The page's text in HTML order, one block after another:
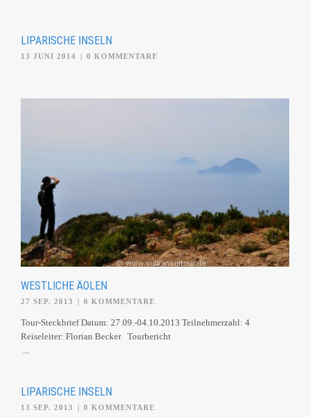
LIPARISCHE INSELN
13 JUNI 2014 0 KOMMENTARE
WESTLICHE ÄOLEN
27 SEP. 2013 | 0 KOMMENTARE
Tour-Steckbrief Datum: 27.09.-04.10.2013 Teilnehmerzahl: 4
Reiseleiter: Florian Becker Tourbericht
LIPARISCHE INSELN
13 SEP. 2013 | 0 KOMMENTARE